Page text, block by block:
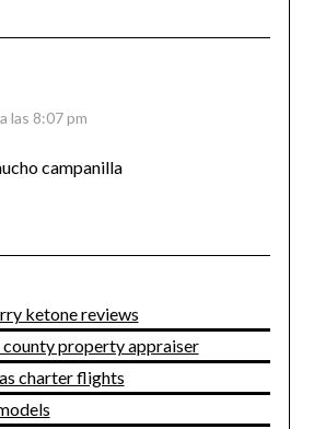
las 8:07 pm
campanilla
ketone reviews
county property appraiser
charter flights